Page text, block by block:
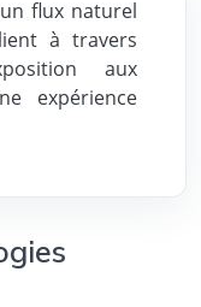
flux naturel
à travers
aux
expérience